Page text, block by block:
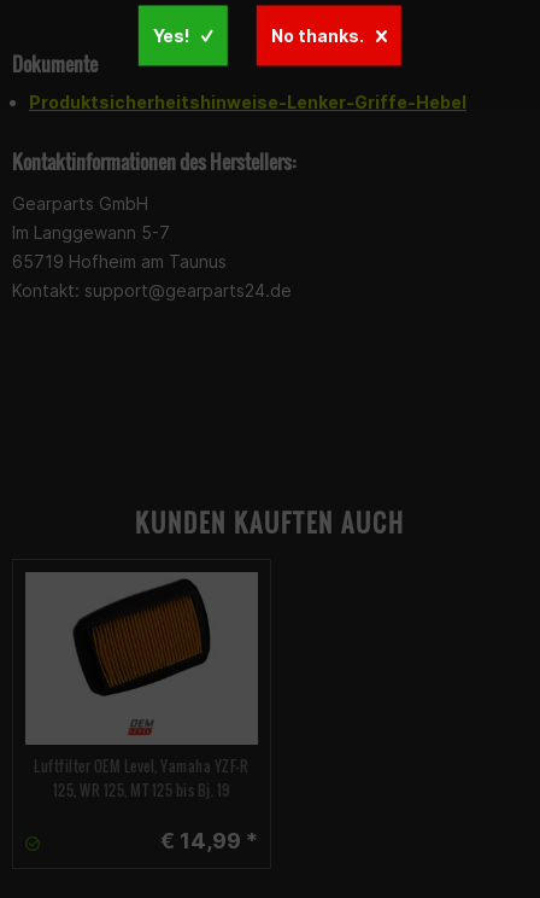
Dokumente
Produktsicherheitshinweise-Lenker-Griffe-Hebel
Kontaktinformationen des Herstellers:
Gearparts GmbH
Im Langgewann 5-7
65719 Hofheim am Taunus
Kontakt: support@gearparts24.de
KUNDEN KAUFTEN AUCH
Luftfilter OEM Level, Yamaha YZF-R
125, WR 125, MT 125 bis Bj. 19
€ 14,99 *
Yes! No thanks.